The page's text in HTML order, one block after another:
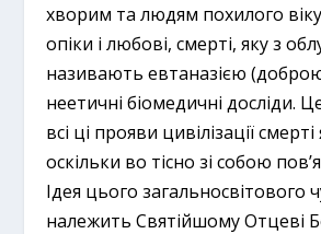
хворим та людям похилого
опіки і любові, смерті, яку з
називають евтаназією
неетичні біомедичні досліди.
всі ці прояви цивілізації
оскільки во тісно зі собою
Ідея цього загальносвітового
належить Святійшому Отцеві